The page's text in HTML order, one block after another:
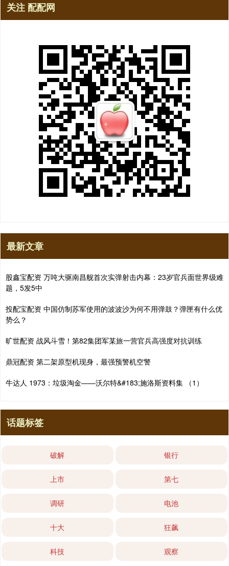
关注 配配网
最新文章
股鑫宝配资 万吨大驱南昌舰首次实弹射击内幕：23岁官兵面世界级难
题，5发5中
投配宝配资 中国仿制苏军使用的波波沙为何不用弹鼓？弹匣有什么优
势么？
旷世配资 战风斗雪！第82集团军某旅一营官兵高强度对抗训练
鼎冠配资 第二架原型机现身，最强预警机空警
牛达人 1973：垃圾淘金——沃尔特&#183;施洛斯资料集 （1）
话题标签
破解 银行
上市 第七
调研 电池
十大 狂飙
科技 观察